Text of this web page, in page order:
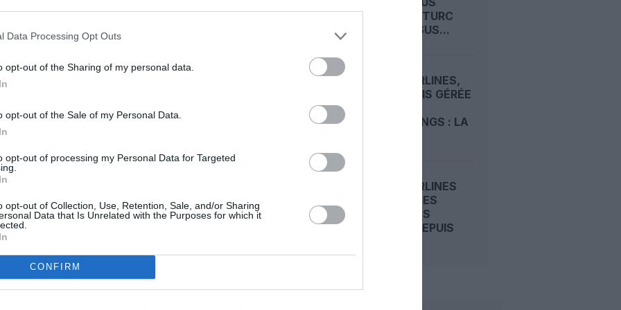
Data Processing Opt Outs
opt-out of the Sharing of my personal data.
opt-out of the Sale of my Personal Data.
opt-out of processing my Personal Data for Targeted
opt-out of Collection, Use, Retention, Sale, and/or Sharing
Data that Is Unrelated with the Purposes for which it
CONFIRM
23 juin 2011 - 15 h 07 min
les aeroports de deuxieme classe
Airlines versus Radin Air
en bus , au passage Bratislava ils
( il y a une navette bus de l
RÉPONDRE
UN COMMENTAIRE
PAVILLON TURC
VIA PEGASUS...
CZECH AIRLINES,
DÉSORMAIS GÉRÉE
SMARTWINGS : LA
CZECH AIRLINES
AFFICHE DES
RÉSULTATS
RECORD DEPUIS